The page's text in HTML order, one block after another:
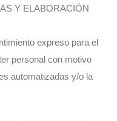
Y ELABORACIÓN
expreso para el
personal con motivo
automatizadas y/o la